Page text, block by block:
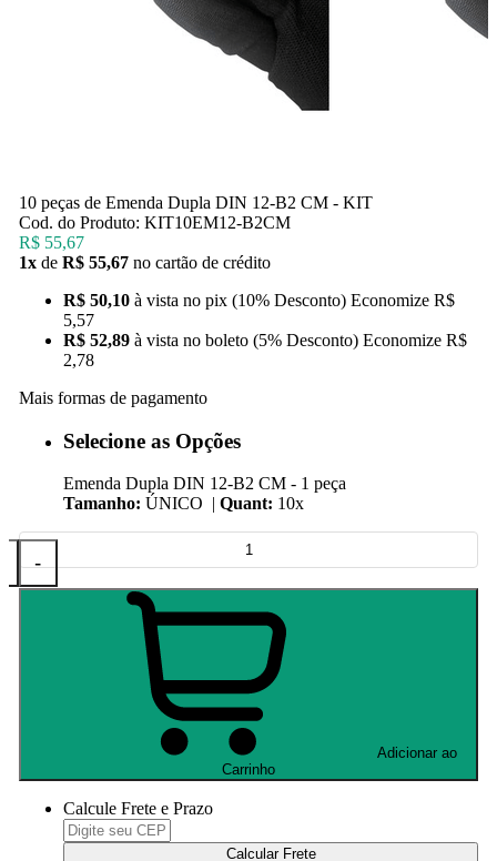
10 peças de Emenda Dupla DIN 12-B2 CM - KIT
Cod. do Produto: KIT10EM12-B2CM
R$ 55,67
1xde R$ 55,67 no cartão de crédito
R$ 50,10 à vista no pix (10% Desconto) Economize R$
5,57
R$ 52,89 à vista no boleto (5% Desconto) Economize R$
2,78
Mais formas de pagamento
Selecione as Opções
Emenda Dupla DIN 12-B2 CM - 1 peça
Tamanho: ÚNICO | Quant: 10x
-
Carrinho
Calcule Frete e Prazo
Calcular Frete